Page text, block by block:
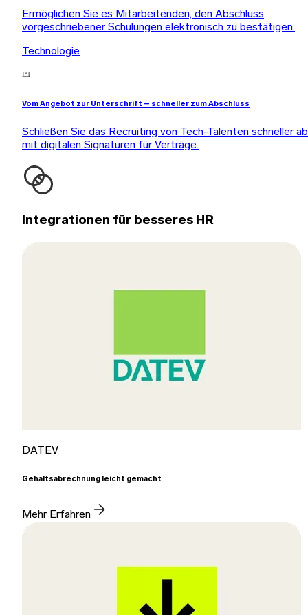
Ermöglichen Sie es Mitarbeitenden, den Abschluss
vorgeschriebener Schulungen elektronisch zu bestätigen.
Technologie
Vom Angebot zur Unterschrift – schneller zum Abschluss
Schließen Sie das Recruiting von Tech-Talenten schneller
mit digitalen Signaturen für Verträge.
Integrationen für besseres HR
DATEV
Gehaltsabrechnung leicht gemacht
Mehr Erfahren